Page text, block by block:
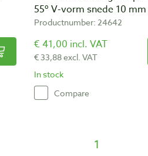
55º V-vorm snede 10 mm
Productnumber: 24642
€ 41,00 incl. VAT
€ 33,88 excl. VAT
In stock
Compare
1